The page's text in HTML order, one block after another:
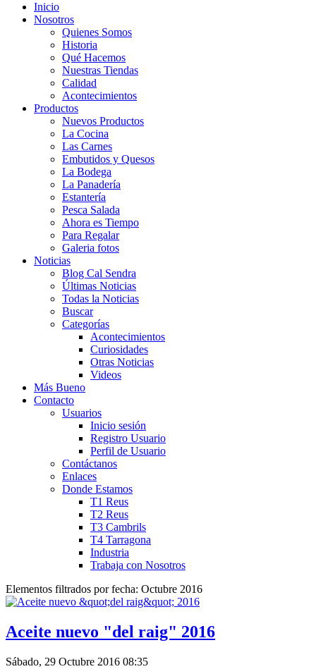
Inicio
Nosotros
Quienes Somos
Historia
Qué Hacemos
Nuestras Tiendas
Calidad
Acontecimientos
Productos
Nuevos Productos
La Cocina
Las Carnes
Embutidos y Quesos
La Bodega
La Panadería
Estantería
Pesca Salada
Ahora es Tiempo
Para Regalar
Galeria fotos
Noticias
Blog Cal Sendra
Últimas Noticias
Todas la Noticias
Buscar
Categorías
Acontecimientos
Curiosidades
Otras Noticias
Videos
Más Bueno
Contacto
Usuarios
Inicio sesión
Registro Usuario
Perfil de Usuario
Contáctanos
Enlaces
Donde Estamos
T1 Reus
T2 Reus
T3 Cambrils
T4 Tarragona
Industria
Trabaja con Nosotros
Elementos filtrados por fecha: Octubre 2016
Aceite nuevo "del raig" 2016
Sábado, 29 Octubre 2016 08:35